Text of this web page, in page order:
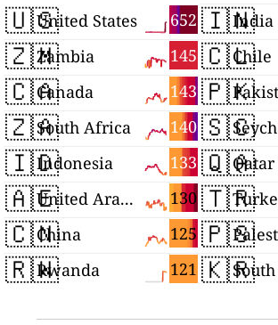
🇺🇸 652
United States
🇿🇲 145
Zambia
🇨🇦 143
Canada
🇿🇦 140
South Africa
🇮🇩 133
Indonesia
🇦🇪 130
United Arab Emirates
🇨🇳 125
China
🇷🇼 121
Rwanda
🇮🇳
India
🇨🇱
Chile
🇵🇰
🇸🇨
🇶🇦Qatar
🇹🇷
🇵🇸
🇰🇷